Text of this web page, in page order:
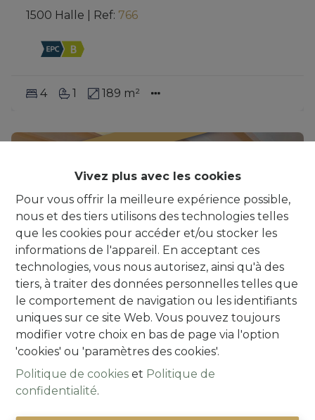
Vivez plus avec les cookies
Pour vous offrir la meilleure expérience possible,
nous et des tiers utilisons des technologies telles
que les cookies pour accéder et/ou stocker les
informations de l'appareil. En acceptant ces
technologies, vous nous autorisez, ainsi qu'à des
tiers, à traiter des données personnelles telles que
le comportement de navigation ou les identifiants
uniques sur ce site Web. Vous pouvez toujours
modifier votre choix en bas de page via l'option
'cookies' ou 'paramètres des cookies'.
Politique de cookies et Politique de
confidentialité.
1500 Halle
Ref: 766
4 1 189 m²
***IT'S A MATCH!*** Maison à rénover (3ch.)
avec jardin et terrasse
1500 Halle | Ref